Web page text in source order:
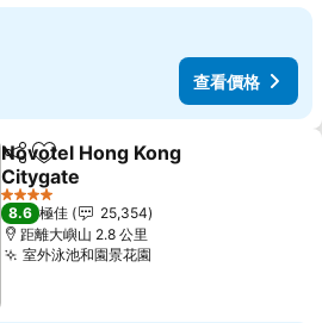
查看價格
分享 放到收藏夾
Novotel Hong Kong
Citygate
查看價格
4 星級
8.6 極佳
25,354
距離大嶼山 2.8 公里
室外泳池和園景花園